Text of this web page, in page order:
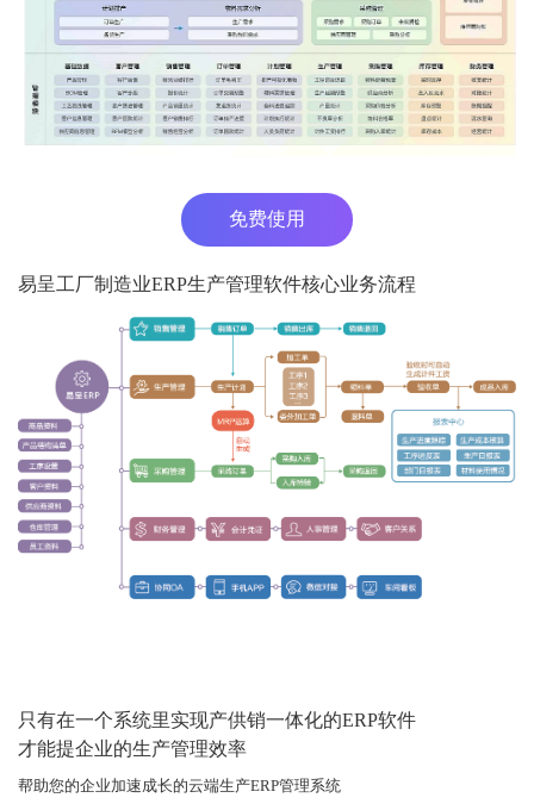
免费使用
易呈工厂制造业ERP生产管理软件核心业务流程
只有在一个系统里实现产供销一体化的ERP软件
才能提企业的生产管理效率
帮助您的企业加速成长的云端生产ERP管理系统